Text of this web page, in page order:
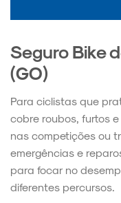
Seguro Bike
(GO)
Para ciclistas que
cobre roubos, furtos
nas competições ou
emergências e
para focar no
diferentes percursos.